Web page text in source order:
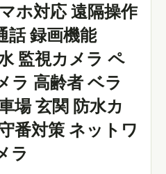
ホ対応 遠隔操作
話 録画機能
監視カメラ ペ
ラ 高齢者 ベラ
場 玄関 防水カ
番対策 ネットワ
ラ